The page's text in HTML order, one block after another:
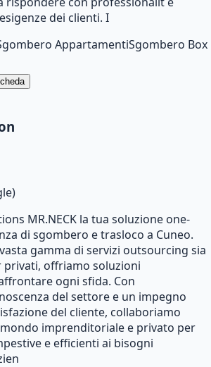
dei clienti. I
AppartamentiSgombero Box
MR.NECK la tua soluzione one-
di sgombero e trasloco a Cuneo.
gamma di servizi outsourcing sia
privati, offriamo soluzioni
ogni sfida. Con
del settore e un impegno
del cliente, collaboriamo
imprenditoriale e privato per
e efficienti ai bisogni